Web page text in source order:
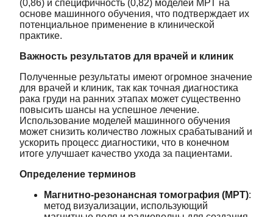
(0,86) и специфичность (0,82) моделей МРТ на
основе машинного обучения, что подтверждает их
потенциальное применение в клинической
практике.
Важность результатов для врачей и клиник
Полученные результаты имеют огромное значение
для врачей и клиник, так как точная диагностика
рака груди на ранних этапах может существенно
повысить шансы на успешное лечение.
Использование моделей машинного обучения
может снизить количество ложных срабатываний и
ускорить процесс диагностики, что в конечном
итоге улучшает качество ухода за пациентами.
Определение терминов
Магнитно-резонансная томография (МРТ):
метод визуализации, использующий